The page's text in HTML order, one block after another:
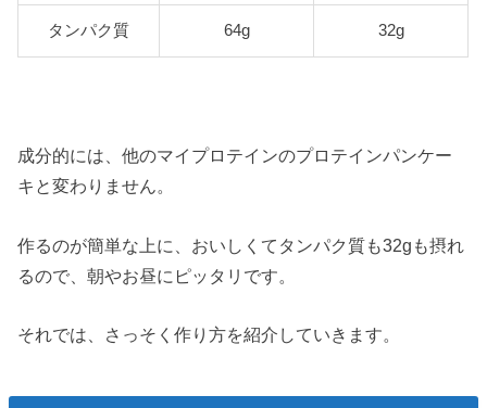
タンパク質 64g 32g
成分的には、他のマイプロテインのプロテインパンケー
キと変わりません。
作るのが簡単な上に、おいしくてタンパク質も32gも摂れ
るので、朝やお昼にピッタリです。
それでは、さっそく作り方を紹介していきます。